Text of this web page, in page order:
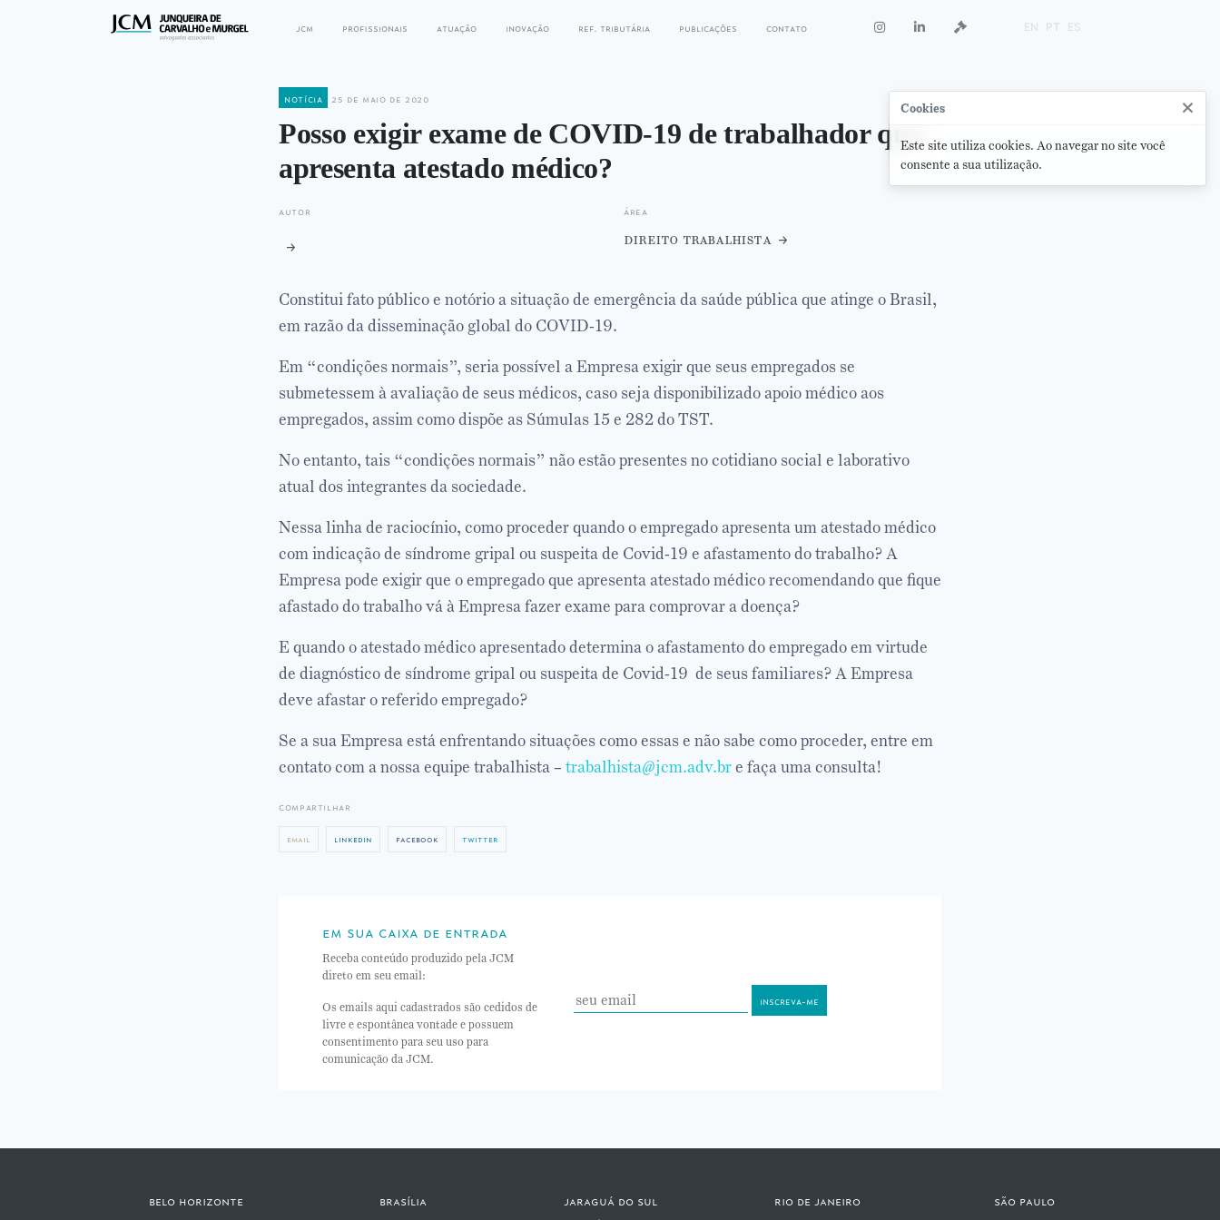
jcm profissionais atuação inovação ref. tributária publicações contato EN PT ES
notícia 25 de maio de 2020
Posso exigir exame de COVID-19 de trabalhador que
apresenta atestado médico?
autor
área
direito trabalhista
Constitui fato público e notório a situação de emergência da saúde pública que atinge o Brasil,
em razão da disseminação global do COVID-19.
Em “condições normais”, seria possível a Empresa exigir que seus empregados se
submetessem à avaliação de seus médicos, caso seja disponibilizado apoio médico aos
empregados, assim como dispõe as Súmulas 15 e 282 do TST.
No entanto, tais “condições normais” não estão presentes no cotidiano social e laborativo
atual dos integrantes da sociedade.
Nessa linha de raciocínio, como proceder quando o empregado apresenta um atestado médico
com indicação de síndrome gripal ou suspeita de Covid-19 e afastamento do trabalho? A
Empresa pode exigir que o empregado que apresenta atestado médico recomendando que fique
afastado do trabalho vá à Empresa fazer exame para comprovar a doença?
E quando o atestado médico apresentado determina o afastamento do empregado em virtude
de diagnóstico de síndrome gripal ou suspeita de Covid-19 de seus familiares? A Empresa
deve afastar o referido empregado?
Se a sua Empresa está enfrentando situações como essas e não sabe como proceder, entre em
contato com a nossa equipe trabalhista – trabalhista@jcm.adv.bre faça uma consulta!
compartilhar
email linkedin facebook twitter
em sua caixa de entrada
Receba conteúdo produzido pela JCM
direto em seu email:
Os emails aqui cadastrados são cedidos de
livre e espontânea vontade e possuem
consentimento para seu uso para
comunicação da JCM.
belo horizonte brasília jaraguá do sul rio de janeiro são paulo
Cookies ×
Este site utiliza cookies. Ao navegar no site você
consente a sua utilização.